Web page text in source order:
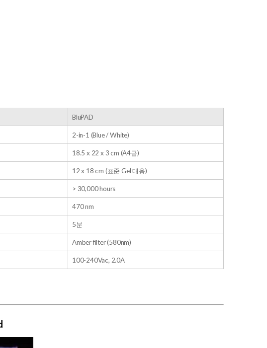
BluPAD
2-in-1 (Blue / White)
18.5 x 22 x 3 cm (A4급)
12 x 18 cm (표준 Gel 대응)
> 30,000 hours
470 nm
5분
Amber filter (580nm)
100-240Vac, 2.0A